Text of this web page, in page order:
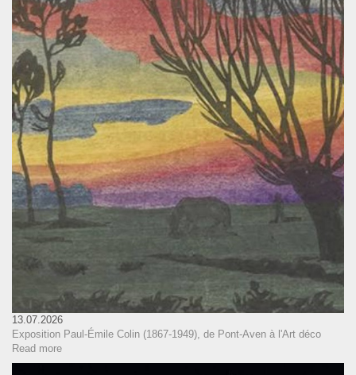
13.07.2026
Exposition Paul-Émile Colin (1867-1949), de Pont-Aven à l'Art déco
Read more